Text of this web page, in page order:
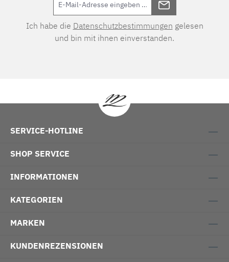
Ich habe die Datenschutzbestimmungen gelesen
und bin mit ihnen einverstanden.
SERVICE-HOTLINE
SHOP SERVICE
INFORMATIONEN
KATEGORIEN
MARKEN
KUNDENREZENSIONEN